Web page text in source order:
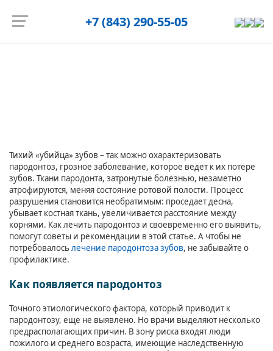
+7 (843) 290-55-05
Запись на приём
Тихий «убийца» зубов – так можно охарактеризовать
пародонтоз, грозное заболевание, которое ведет к их потере
зубов. Ткани пародонта, затронутые болезнью, незаметно
атрофируются, меняя состояние ротовой полости. Процесс
разрушения становится необратимым: проседает десна,
убывает костная ткань, увеличивается расстояние между
корнями. Как лечить пародонтоз и своевременно его выявить,
помогут советы и рекомендации в этой статье. А чтобы не
потребовалосьлечение пародонтоза зубов, не забывайте о
профилактике.
Как появляется пародонтоз
Точного этиологического фактора, который приводит к
пародонтозу, еще не выявлено. Но врачи выделяют несколько
предрасполагающих причин. В зону риска входят люди
пожилого и среднего возраста, имеющие наследственную